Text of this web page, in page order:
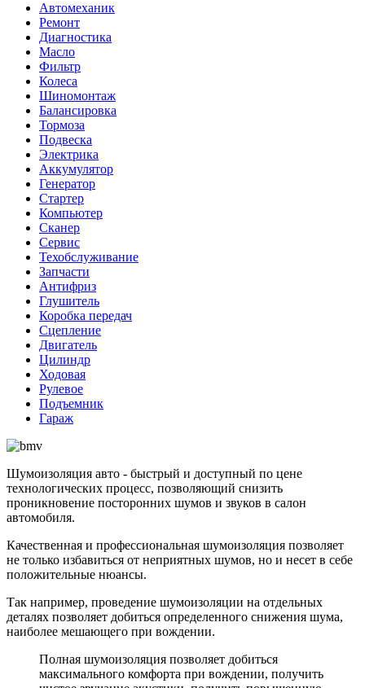
Автомеханик
Ремонт
Диагностика
Масло
Фильтр
Колеса
Шиномонтаж
Балансировка
Тормоза
Подвеска
Электрика
Аккумулятор
Генератор
Стартер
Компьютер
Сканер
Сервис
Техобслуживание
Запчасти
Антифриз
Глушитель
Коробка передач
Сцепление
Двигатель
Цилиндр
Ходовая
Рулевое
Подъемник
Гараж
Шумоизоляция авто - быстрый и доступный по цене
технологических процесс, позволяющий снизить
проникновение посторонних шумов и звуков в салон
автомобиля.
Качественная и профессиональная шумоизоляция позволяет
не только избавиться от неприятных шумов, но и несет в себе
положительные нюансы.
Так например, проведение шумоизоляции на отдельных
деталях позволяет добиться определенного снижения шума,
наиболее мешающего при вождении.
Полная шумоизоляция позволяет добиться
максимального комфорта при вождении, получить